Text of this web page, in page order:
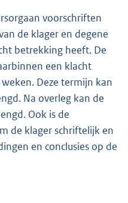
voorschriften
de klager en degene
betrekking heeft. De
een klacht
Deze termijn kan
Na overleg kan de
Ook is de
de klager schriftelijk en
en conclusies op de